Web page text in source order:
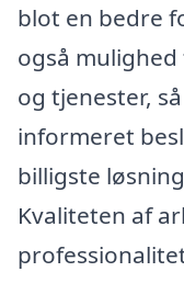
blot en bedre
også
og tjenester,
informeret
billigste
Kvaliteten af